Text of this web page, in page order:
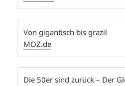
Von gigantisch bis grazil
MOZ.de
Die 50er sind zurück – Der